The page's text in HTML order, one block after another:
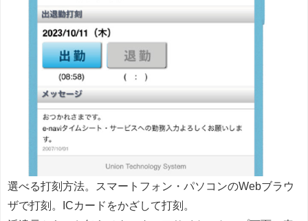
選べる打刻方法。スマートフォン・パソコンのWebブラウ
ザで打刻。ICカードをかざして打刻。